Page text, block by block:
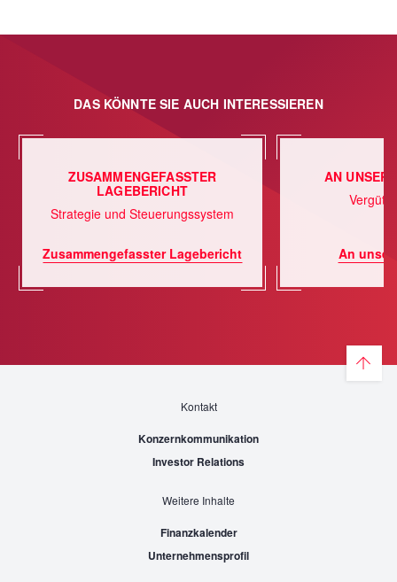
DAS KÖNNTE SIE AUCH INTERESSIEREN
ZUSAMMENGEFASSTER
LAGEBERICHT
Strategie und Steuerungssystem
Zusammengefasster Lagebericht
AN
An
Kontakt
Konzernkommunikation
Investor Relations
Weitere Inhalte
Finanzkalender
Unternehmensprofil